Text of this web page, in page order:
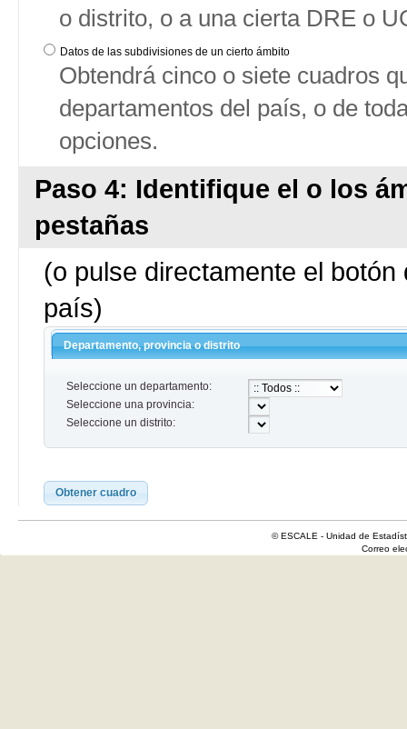
o distrito, o a una cierta DRE o
Datos de las subdivisiones de un cierto ámbito
Obtendrá cinco o siete cuadros
departamentos del país, o de
opciones.
Paso 4: Identifique el o los
pestañas
(o pulse directamente el
país)
Departamento, provincia o distrito
Seleccione un departamento:
Seleccione una provincia:
Seleccione un distrito:
Obtener cuadro
© ESCALE - Unidad de
Correo